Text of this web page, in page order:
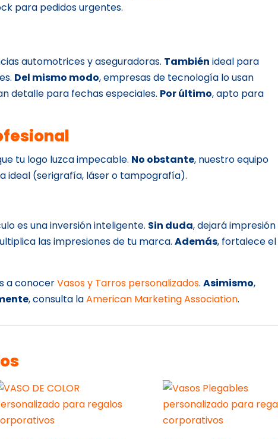
para pedidos urgentes.
automotrices y aseguradoras. También ideal para
Del mismo modo, empresas de tecnología lo usan
detalle para fechas especiales. Por último, apto para
tu logo luzca impecable. No obstante, nuestro equipo
ideal (serigrafía, láser o tampografía).
es una inversión inteligente. Sin duda, dejará impresión
las impresiones de tu marca.Además, fortalece el
a conocerVasos y Tarros personalizados.Asimismo,
, consulta laAmerican Marketing Association.